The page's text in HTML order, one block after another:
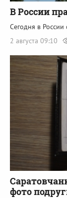
В России
Сегодня в
2 августа 09:10
фото